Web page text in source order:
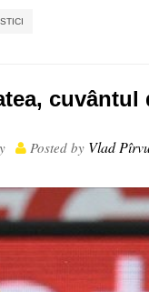
cuvântul
Posted by Vlad